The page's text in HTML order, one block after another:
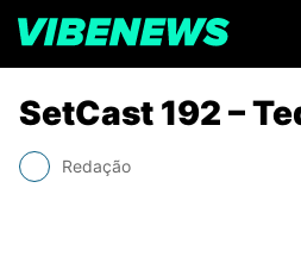
SetCast 192 –
Redação